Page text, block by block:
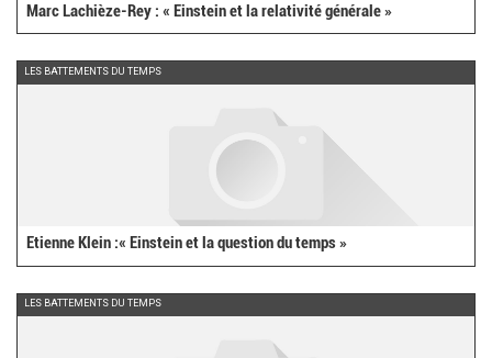
Marc Lachièze-Rey : « Einstein et la relativité générale »
LES BATTEMENTS DU TEMPS
Etienne Klein :« Einstein et la question du temps »
LES BATTEMENTS DU TEMPS